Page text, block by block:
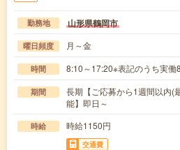
勤務地 山形県鶴岡市
曜日頻度 月～金
時間 8:10～17:20※表記のうち実働
期間
長期【ご応募から1週間以内(
能】即日～
時給 時給1150円
交通費